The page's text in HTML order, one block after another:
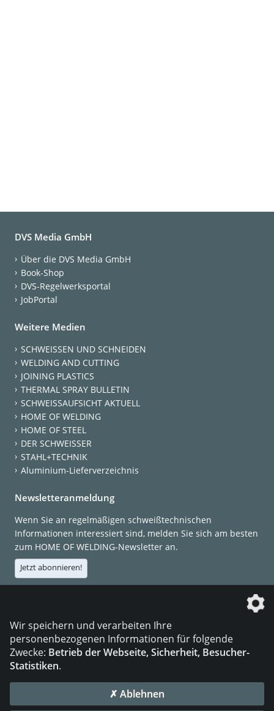
DVS Media GmbH
Über die DVS Media GmbH
Book-Shop
DVS-Regelwerksportal
JobPortal
Weitere Medien
SCHWEISSEN UND SCHNEIDEN
WELDING AND CUTTING
JOINING PLASTICS
THERMAL SPRAY BULLETIN
SCHWEISSAUFSICHT AKTUELL
HOME OF WELDING
HOME OF STEEL
DER SCHWEISSER
STAHL+TECHNIK
Aluminium-Lieferverzeichnis
Newsletteranmeldung
Wenn Sie an regelmäßigen schweißtechnischen
Informationen interessiert sind, melden Sie sich am besten
zum HOME OF WELDING-Newsletter an.
Jetzt abonnieren!
Die DVS Media GmbH ist ein Unternehmen der
Wir speichern und verarbeiten Ihre
personenbezogenen Informationen für folgende
Zwecke: Betrieb der Webseite, Sicherheit, Besucher-
Statistiken.
✗ Ablehnen